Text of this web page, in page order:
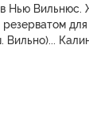
Нью Вильнюс.